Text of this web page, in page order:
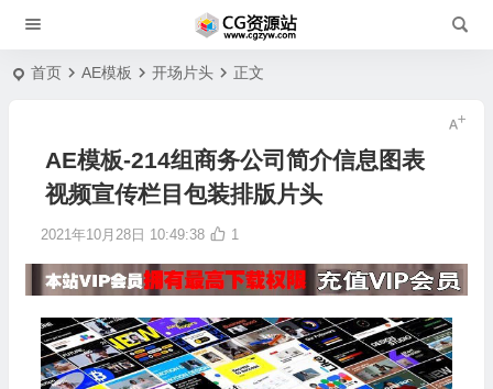
首页 AE模板 开场片头 正文
AE模板-214组商务公司简介信息图表
视频宣传栏目包装排版片头
2021年10月28日 10:49:38 1